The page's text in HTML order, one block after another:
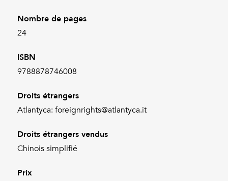
Nombre de pages
24
ISBN
9788878746008
Droits étrangers
Atlantyca: foreignrights@atlantyca.it
Droits étrangers vendus
Chinois simplifié
Prix